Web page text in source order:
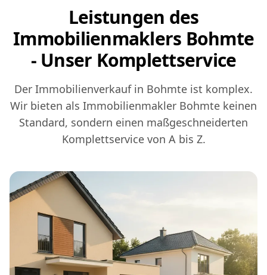
Leistungen des
Immobilienmaklers Bohmte
- Unser Komplettservice
Der Immobilienverkauf in Bohmte ist komplex.
Wir bieten als Immobilienmakler Bohmte keinen
Standard, sondern einen maßgeschneiderten
Komplettservice von A bis Z.